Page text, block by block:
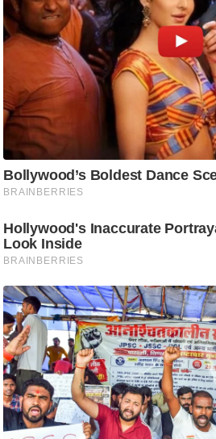
/
फै
घ
रे
लू
नु
स्खे
र्य
ट
स्थ
ल
फि
ट
ने
स
मं